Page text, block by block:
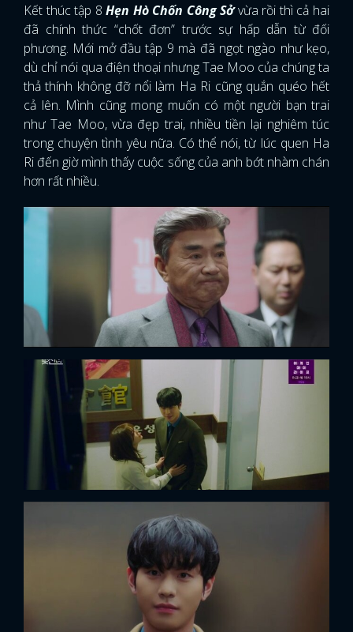
Kết thúc tập 8Hẹn Hò Chốn Công Sởvừa rồi thì cả hai
đã chính thức “chốt đơn” trước sự hấp dẫn từ đối
phương. Mới mở đầu tập 9 mà đã ngọt ngào như kẹo,
dù chỉ nói qua điện thoại nhưng Tae Moo của chúng ta
thả thính không đỡ nổi làm Ha Ri cũng quắn quéo hết
cả lên. Mình cũng mong muốn có một người bạn trai
như Tae Moo, vừa đẹp trai, nhiều tiền lại nghiêm túc
trong chuyện tình yêu nữa. Có thể nói, từ lúc quen Ha
Ri đến giờ mình thấy cuộc sống của anh bớt nhàm chán
hơn rất nhiều.